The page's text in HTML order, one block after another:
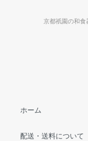
京都祇園の和
ホーム
配送・送料について